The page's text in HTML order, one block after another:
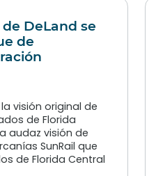
DeLand se
de
visión original de
de Florida
audaz visión de
SunRail que
de Florida Central